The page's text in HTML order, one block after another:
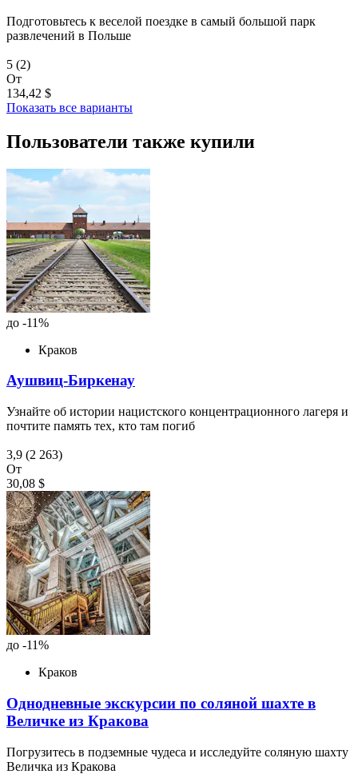
Подготовьтесь к веселой поездке в самый большой парк
развлечений в Польше
5 (2)
От
134,42 $
Показать все варианты
Пользователи также купили
до -11%
Краков
Аушвиц-Биркенау
Узнайте об истории нацистского концентрационного лагеря и
почтите память тех, кто там погиб
3,9 (2 263)
От
30,08 $
до -11%
Краков
Однодневные экскурсии по соляной шахте в
Величке из Кракова
Погрузитесь в подземные чудеса и исследуйте соляную шахту
Величка из Кракова